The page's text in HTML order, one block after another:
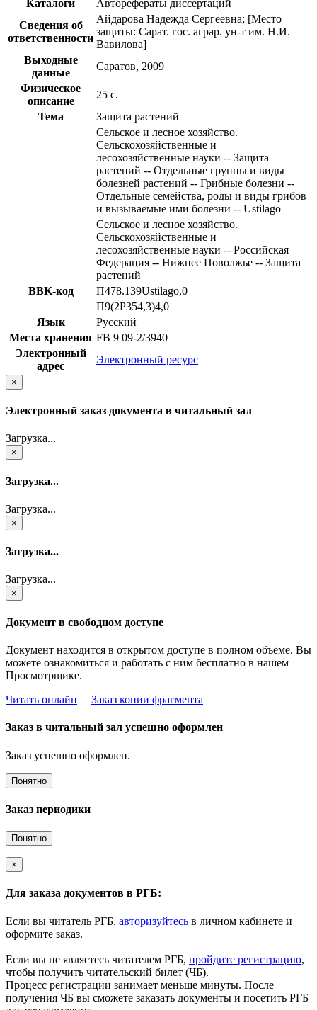
Каталоги
Авторефераты диссертаций
Сведения об
ответственности
Айдарова Надежда Сергеевна; [Место
защиты: Сарат. гос. аграр. ун-т им. Н.И.
Вавилова]
Выходные
данные
Саратов, 2009
Физическое
описание
25 с.
Тема
Защита растений
Сельское и лесное хозяйство.
Сельскохозяйственные и
лесохозяйственные науки -- Защита
растений -- Отдельные группы и виды
болезней растений -- Грибные болезни --
Отдельные семейства, роды и виды грибов
и вызываемые ими болезни -- Ustilago
Сельское и лесное хозяйство.
Сельскохозяйственные и
лесохозяйственные науки -- Российская
Федерация -- Нижнее Поволжье -- Защита
растений
BBK-код
П478.139Ustilago,0
П9(2Р354,3)4,0
Язык
Русский
Места хранения FB 9 09-2/3940
Электронный
адрес
Электронный ресурс
×
Электронный заказ документа в читальный зал
Загрузка...
×
Загрузка...
Загрузка...
×
Загрузка...
Загрузка...
×
Документ в свободном доступе
Документ находится в открытом доступе в полном объёме. Вы
можете ознакомиться и работать с ним бесплатно в нашем
Просмотрщике.
Читать онлайн
Заказ копии фрагмента
Заказ в читальный зал успешно оформлен
Заказ успешно оформлен.
Понятно
Заказ периодики
Понятно
×
Для заказа документов в РГБ:
Если вы читатель РГБ, авторизуйтесь в личном кабинете и
оформите заказ.
Если вы не являетесь читателем РГБ, пройдите регистрацию,
чтобы получить читательский билет (ЧБ).
Процесс регистрации занимает меньше минуты. После
получения ЧБ вы сможете заказать документы и посетить РГБ